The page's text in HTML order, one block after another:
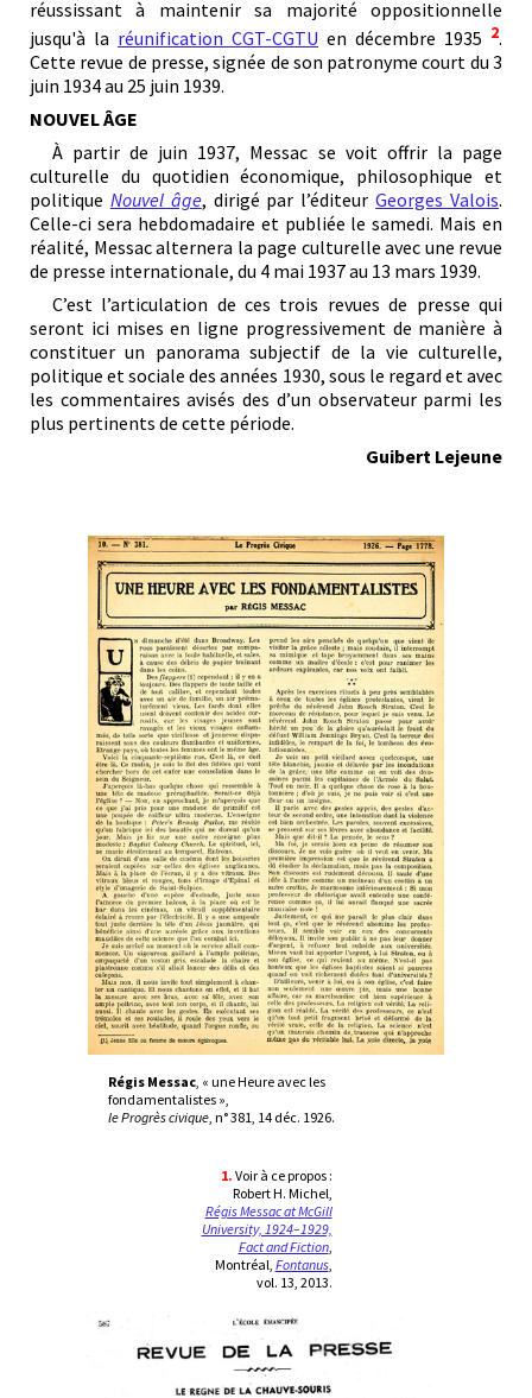
réussissant à maintenir sa majorité oppositionnelle
jusqu'à la réunification CGT-CGTU en décembre 1935 2.
Cette revue de presse, signée de son patronyme court du 3
juin 1934 au 25 juin 1939.
NOUVEL ÂGE
À partir de juin 1937, Messac se voit offrir la page
culturelle du quotidien économique, philosophique et
politique Nouvel âge, dirigé par l’éditeurGeorges Valois.
Celle-ci sera hebdomadaire et publiée le samedi. Mais en
réalité, Messac alternera la page culturelle avec une revue
de presse internationale, du 4 mai 1937 au 13 mars 1939.
C’est l’articulation de ces trois revues de presse qui
seront ici mises en ligne progressivement de manière à
constituer un panorama subjectif de la vie culturelle,
politique et sociale des années 1930, sous le regard et avec
les commentaires avisés des d’un observateur parmi les
plus pertinents de cette période.
Guibert Lejeune
Régis Messac, « une Heure avec les
fondamentalistes »,
le Progrès civique, n° 381, 14 déc. 1926.
1. Voir à ce propos :
Robert H. Michel,
Régis Messac at McGill
University, 1924–1929,
Fact and Fiction,
Montréal, Fontanus,
vol. 13, 2013.